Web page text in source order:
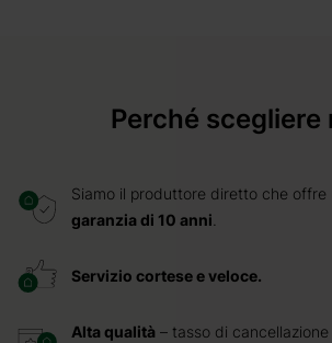
Perché scegliere
Siamo il produttore diretto che offre
garanzia di 10 anni
Servizio cortese e veloce.
Alta qualità – tasso di cancellazione